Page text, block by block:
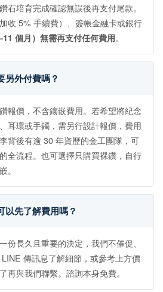
石培育完成確認無誤後再支付尾款。
收 5% 手續費）、簽帳金融卡或銀行
個月）無需再支付任何費用。
另外付費嗎？
報價，不含鑲嵌費用。若希望將紀念
耳環或手鐲，需另行設計報價，費用
背後有逾 30 年資歷的金工團隊，可
全流程。也可選擇只購買裸鑽，自行
。
以先了解費用嗎？
份長久且重要的決定，我們不催促、
傳訊息了解細節，或參考上方價
再與我們聯繫。諮詢本身免費。